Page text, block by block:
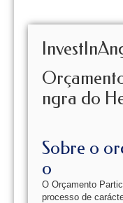
ngra do
Sobre o
o
O Orçamento
processo de